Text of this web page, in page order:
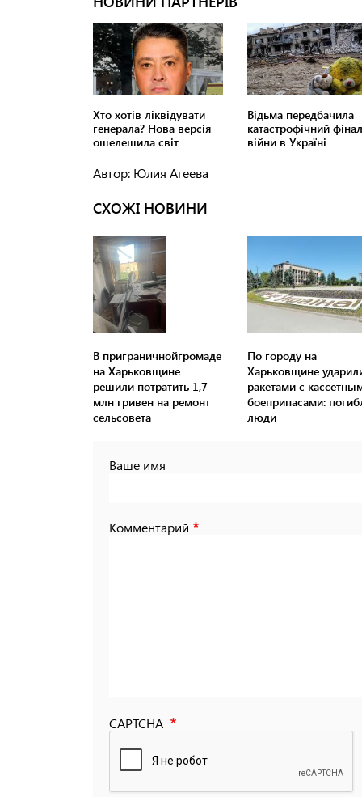
Автор: Юлия Агеева
СХОЖІ НОВИНИ
В приграничнойгромаде
на Харьковщине
решили потратить 1,7
млн ​​гривен на ремонт
сельсовета
По городу на
Харьковщине
ракетами с
боеприпасами:
люди
Ваше имя
Комментарий
CAPTCHA